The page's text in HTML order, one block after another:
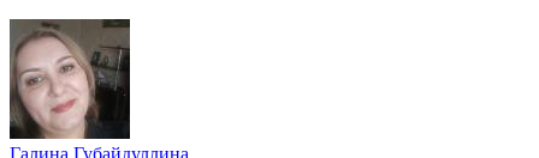
Галина Губайдуллина